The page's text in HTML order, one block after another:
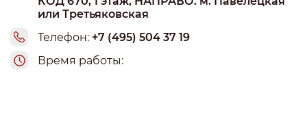
(запомните эту фразу) А сейчас раскрываю вам карты!!!
С первого учебного дня вам рассказывают какие
материалы нужно КУПИТЬ, для того чтобы дальше
продолжать учиться. На 2й день занятия вы должны
прийти со всем набором инструментов чтобы учиться
или Третьяковская
Телефон: +7 (495) 504 37 19
Время работы: